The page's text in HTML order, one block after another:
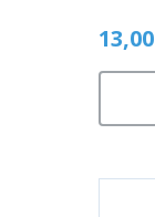
13,00